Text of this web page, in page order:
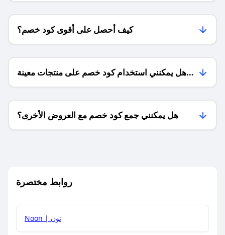
كيف أحصل على أقوى كود خصم؟
هل يمكنني استخدام كود خصم على منتجات معينة
فقط؟
هل يمكنني جمع كود خصم مع العروض الأخرى؟
روابط مختصرة
Noon | نون